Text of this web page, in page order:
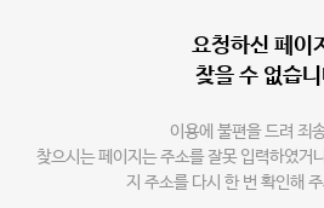
요청하신 페이
찾을 수 없습
이용에 불편을 드려 죄
찾으시는 페이지는 주소를 잘못 입력하였거
지 주소를 다시 한 번 확인해